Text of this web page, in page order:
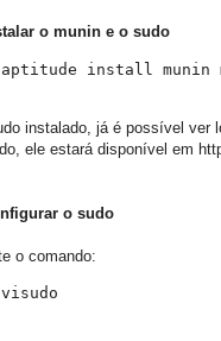
o munin e o sudo
aptitude install munin
instalado, já é possível ver
ele estará disponível em
o sudo
o comando:
visudo